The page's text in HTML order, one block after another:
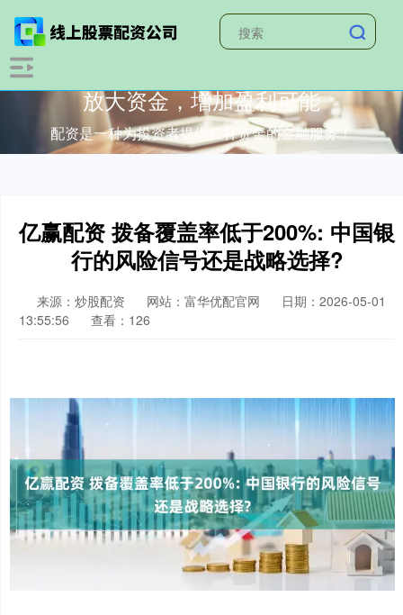
放大资金，增加盈利可能
配资是一种为投资者提供杠杆资金的金融服务！
亿赢配资 拨备覆盖率低于200%: 中国银
行的风险信号还是战略选择?
来源：炒股配资 网站：富华优配官网
日期：2026-05-01
13:55:56
查看：126